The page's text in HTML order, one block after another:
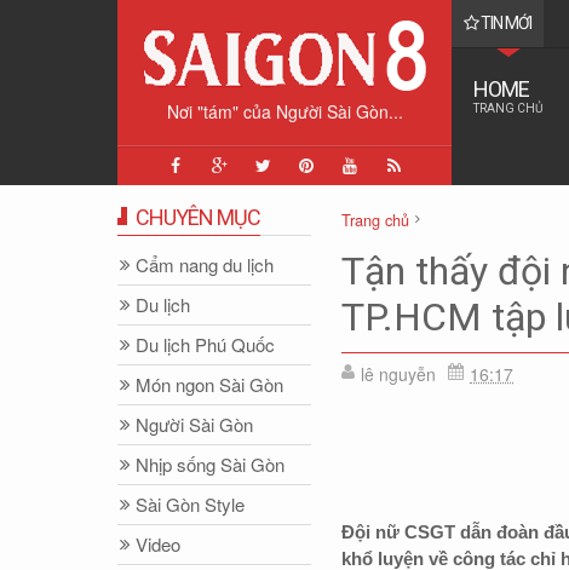
Nơi "tám" của Người Sài Gòn...
TIN MỚI
HOME
TRANG CHỦ
Trang chủ
Nhịp sống Sài Gòn
Sài Gòn
Tận thấy đội nữ CSGT dẫn
Tận thấy đội
TP.HCM tập
lê nguyễn 16:17
Đội nữ CSGT dẫn đoàn
khổ luyện về công tác chỉ
CHUYÊN MỤC
Cẩm nang du lịch
Du lịch
Du lịch Phú Quốc
Món ngon Sài Gòn
Người Sài Gòn
Nhịp sống Sài Gòn
Sài Gòn Style
Video